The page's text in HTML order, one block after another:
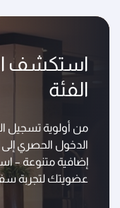
استكشف
الفئة
من أولوية تسجيل
الدخول الحصري
إضافية متنوعة –
عضويتك لتجربة سفر